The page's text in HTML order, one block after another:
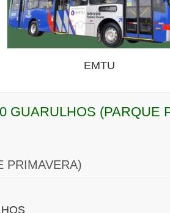
EMTU
GUARULHOS (PARQUE
PRIMAVERA)